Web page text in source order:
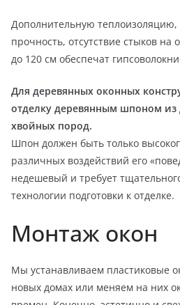
Дополнительную теплоизоляцию,
прочность, отсутствие стыков на
до 120 см обеспечат
Для деревянных оконных
отделку деревянным шпоном
хвойных пород.
Шпон должен быть только
различных воздействий его
недешевый и требует
технологии подготовки к отделке.
Монтаж окон
Мы устанавливаем пластиковые
новых домах или меняем на них